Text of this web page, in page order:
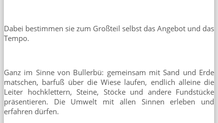
Dabei bestimmen sie zum Großteil selbst das Angebot und das
Tempo.
Ganz im Sinne von Bullerbü: gemeinsam mit Sand und Erde
matschen, barfuß über die Wiese laufen, endlich alleine die
Leiter hochklettern, Steine, Stöcke und andere Fundstücke
präsentieren. Die Umwelt mit allen Sinnen erleben und
erfahren dürfen.